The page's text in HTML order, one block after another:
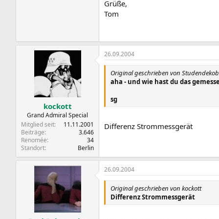
Grüße,
Tom
kockott
Grand Admiral Special
Mitglied seit
11.11.2001
Beiträge
3.646
Renomée
34
Standort
Berlin
26.09.2004
Original geschrieben von
aha - und wie hast du das
sg
Differenz Strommessgerät
26.09.2004
Original geschrieben von kockott
Differenz Strommessgerät